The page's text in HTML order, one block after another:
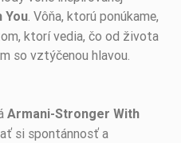
You. Vôňa, ktorú ponúkame,
ktorí vedia, čo od života
so vztýčenou hlavou.
Armani-Stronger With
si spontánnosť a